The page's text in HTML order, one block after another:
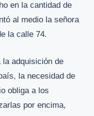
en la cantidad de
al medio la señora
la calle 74.
la adquisición de
la necesidad de
obliga a los
por encima,